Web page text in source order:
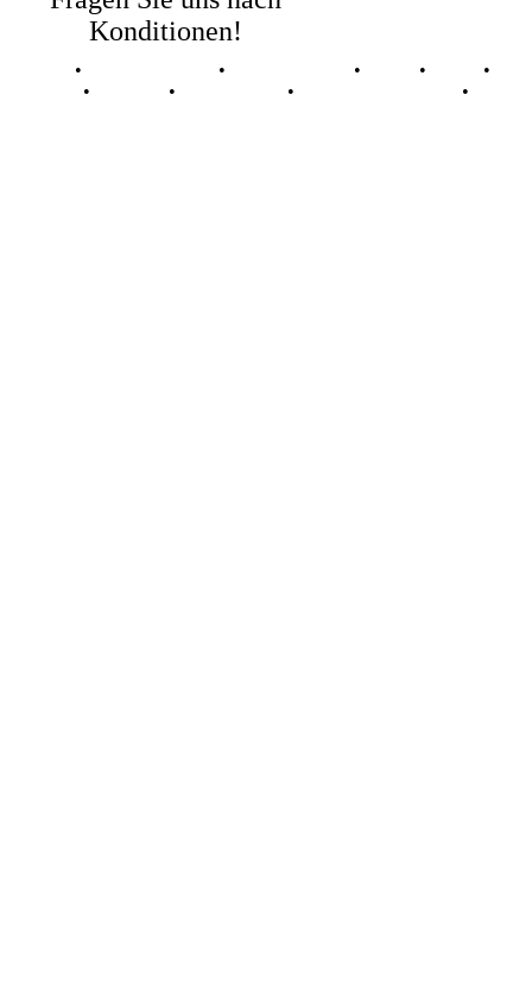
Konditionen!
• • • • •
• • • •